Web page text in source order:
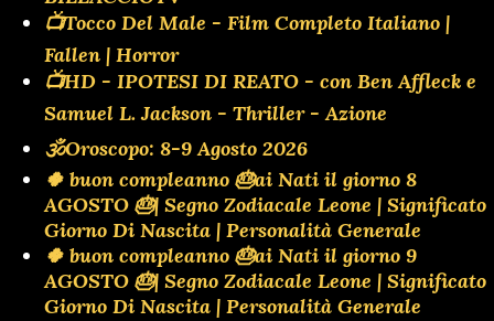
📺Tocco Del Male - Film Completo Italiano |
Fallen | Horror
📺HD - IPOTESI DI REATO - con Ben Affleck e
Samuel L. Jackson - Thriller - Azione
🕉Oroscopo: 8-9 Agosto 2026
🍀 buon compleanno 🎂ai Nati il giorno 8
AGOSTO 🎂| Segno Zodiacale Leone | Significato
Giorno Di Nascita | Personalità Generale
🍀 buon compleanno 🎂ai Nati il giorno 9
AGOSTO 🎂| Segno Zodiacale Leone | Significato
Giorno Di Nascita | Personalità Generale